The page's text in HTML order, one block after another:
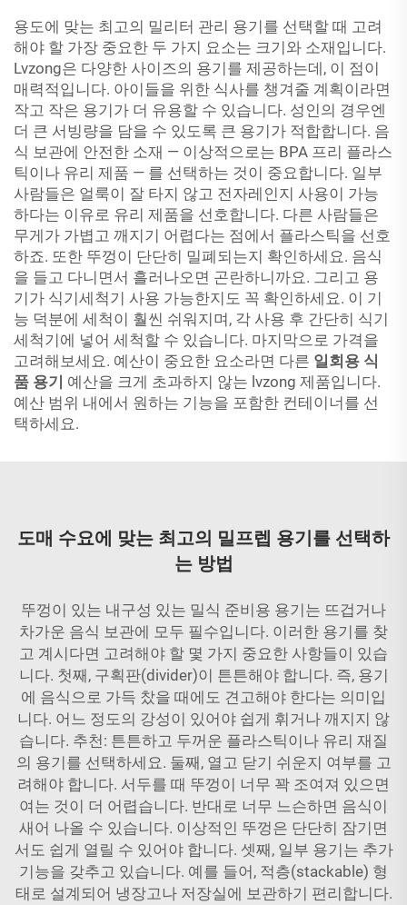
용도에 맞는 최고의 밀리터 관리 용기를 선택할 때 고려
해야 할 가장 중요한 두 가지 요소는 크기와 소재입니다.
Lvzong은 다양한 사이즈의 용기를 제공하는데, 이 점이
매력적입니다. 아이들을 위한 식사를 챙겨줄 계획이라면
작고 작은 용기가 더 유용할 수 있습니다. 성인의 경우엔
더 큰 서빙량을 담을 수 있도록 큰 용기가 적합합니다. 음
식 보관에 안전한 소재 — 이상적으로는 BPA 프리 플라스
틱이나 유리 제품 — 를 선택하는 것이 중요합니다. 일부
사람들은 얼룩이 잘 타지 않고 전자레인지 사용이 가능
하다는 이유로 유리 제품을 선호합니다. 다른 사람들은
무게가 가볍고 깨지기 어렵다는 점에서 플라스틱을 선호
하죠. 또한 뚜껑이 단단히 밀폐되는지 확인하세요. 음식
을 들고 다니면서 흘러나오면 곤란하니까요. 그리고 용
기가 식기세척기 사용 가능한지도 꼭 확인하세요. 이 기
능 덕분에 세척이 훨씬 쉬워지며, 각 사용 후 간단히 식기
세척기에 넣어 세척할 수 있습니다. 마지막으로 가격을
고려해보세요. 예산이 중요한 요소라면 다른 일회용 식
품 용기 예산을 크게 초과하지 않는 lvzong 제품입니다.
예산 범위 내에서 원하는 기능을 포함한 컨테이너를 선
택하세요.
도매 수요에 맞는 최고의 밀프렙 용기를 선택하
는 방법
뚜껑이 있는 내구성 있는 밀식 준비용 용기는 뜨겁거나
차가운 음식 보관에 모두 필수입니다. 이러한 용기를 찾
고 계시다면 고려해야 할 몇 가지 중요한 사항들이 있습
니다. 첫째, 구획판(divider)이 튼튼해야 합니다. 즉, 용기
에 음식으로 가득 찼을 때에도 견고해야 한다는 의미입
니다. 어느 정도의 강성이 있어야 쉽게 휘거나 깨지지 않
습니다. 추천: 튼튼하고 두꺼운 플라스틱이나 유리 재질
의 용기를 선택하세요. 둘째, 열고 닫기 쉬운지 여부를 고
려해야 합니다. 서두를 때 뚜껑이 너무 꽉 조여져 있으면
여는 것이 더 어렵습니다. 반대로 너무 느슨하면 음식이
새어 나올 수 있습니다. 이상적인 뚜껑은 단단히 잠기면
서도 쉽게 열릴 수 있어야 합니다. 셋째, 일부 용기는 추가
기능을 갖추고 있습니다. 예를 들어, 적층(stackable) 형
태로 설계되어 냉장고나 저장실에 보관하기 편리합니다.